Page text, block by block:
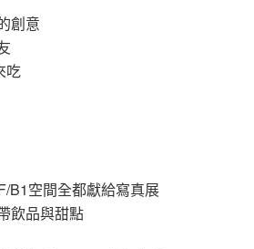
創意
吃
B1空間全都獻給寫真展
飲品與甜點